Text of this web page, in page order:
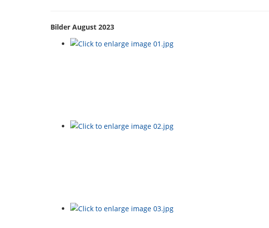
Bilder August 2023